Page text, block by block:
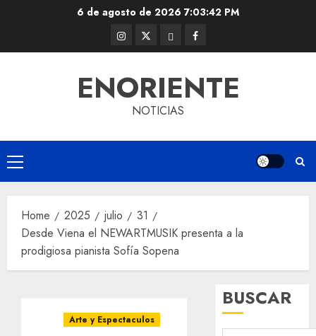
6 de agosto de 2026 7:03:43 PM
Instagram
@EnOriente
Twitter
(X)
ThreadsFacebook
ENORIENTE
NOTICIAS
Primary
Menu
Home 2025 julio
31
Desde Viena el NEWARTMUSIK presenta a la
prodigiosa pianista Sofía Sopena
Arte y Espectaculos
BUSCAR